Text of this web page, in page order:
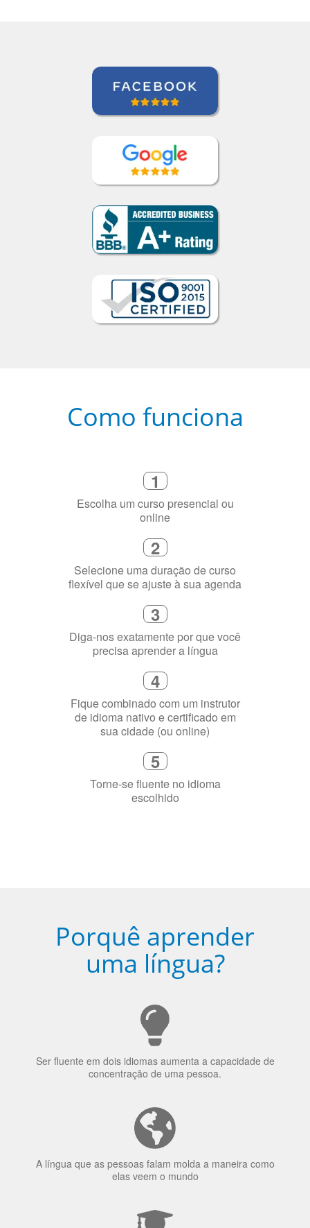
Como funciona
1
Escolha um curso presencial ou
online
2
Selecione uma duração de curso
flexível que se ajuste à sua agenda
3
Diga-nos exatamente por que você
precisa aprender a língua
4
Fique combinado com um instrutor
de idioma nativo e certificado em
sua cidade (ou online)
5
Torne-se fluente no idioma
escolhido
Porquê aprender
uma língua?
Ser fluente em dois idiomas aumenta a capacidade de
concentração de uma pessoa.
A língua que as pessoas falam molda a maneira como
elas veem o mundo